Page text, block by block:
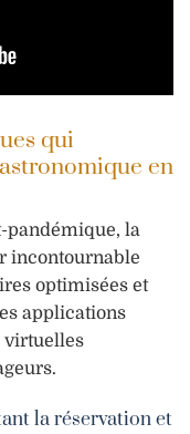
qui
en
pandémique, la
incontournable
optimisées et
applications
virtuelles
la réservation et